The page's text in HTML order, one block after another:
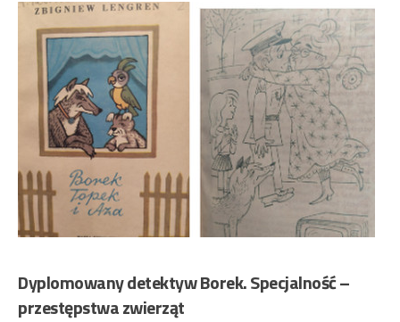
Dyplomowany detektyw Borek. Specjalność –
przestępstwa zwierząt